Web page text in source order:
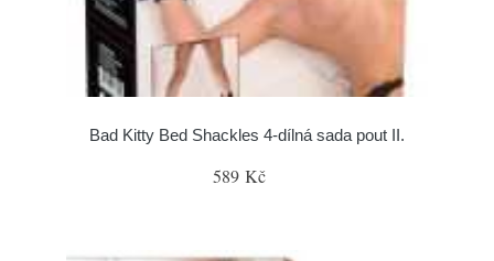
Bad Kitty Bed Shackles 4-dílná sada pout II.
589 Kč